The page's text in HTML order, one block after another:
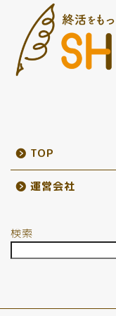
TOP
運営会社
検索